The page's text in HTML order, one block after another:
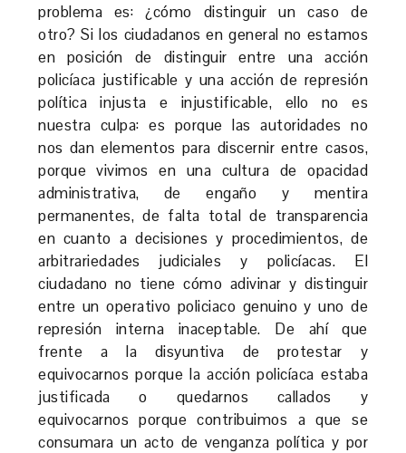
problema es: ¿cómo distinguir un caso de
otro? Si los ciudadanos en general no estamos
en posición de distinguir entre una acción
policíaca justificable y una acción de represión
política injusta e injustificable, ello no es
nuestra culpa: es porque las autoridades no
nos dan elementos para discernir entre casos,
porque vivimos en una cultura de opacidad
administrativa, de engaño y mentira
permanentes, de falta total de transparencia
en cuanto a decisiones y procedimientos, de
arbitrariedades judiciales y policíacas. El
ciudadano no tiene cómo adivinar y distinguir
entre un operativo policiaco genuino y uno de
represión interna inaceptable. De ahí que
frente a la disyuntiva de protestar y
equivocarnos porque la acción policíaca estaba
justificada o quedarnos callados y
equivocarnos porque contribuimos a que se
consumara un acto de venganza política y por